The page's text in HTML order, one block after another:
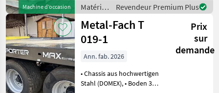
Machine d’occasion
Gelenkwelle Faucheuses
Matériels
de
fenaison
/ Kuhn
Revendeur Premium Plus
Metal-Fach T
019-1
Prix
sur
demande
Ann. fab. 2026
• Chassis aus hochwertigen
Stahl (DOMEX), • Boden 3